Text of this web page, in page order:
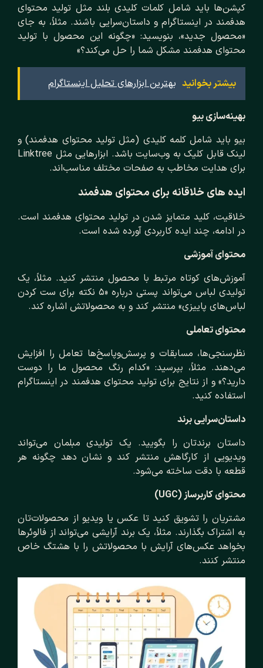
کپشن‌ها باید شامل کلمات کلیدی بلند مثل تولید محتوای
هدفمند در اینستاگرام و داستان‌سرایی باشند. مثلاً، به جای
«محصول جدید»، بنویسید: «چگونه این محصول با تولید
محتوای هدفمند مشکل شما را حل می‌کند؟»
بیشتر بخوانید بهترین ابزارهای تحلیل اینستاگرام
بهینه‌سازی بیو
بیو باید شامل کلمه کلیدی (مثل تولید محتوای هدفمند) و
لینک قابل کلیک به وب‌سایت باشد. ابزارهایی مثل Linktree
برای هدایت مخاطب به صفحات مختلف مناسب‌اند.
ایده‌ های خلاقانه برای محتوای هدفمند
خلاقیت، کلید متمایز شدن در تولید محتوای هدفمند است.
در ادامه، چند ایده کاربردی آورده شده است.
محتوای آموزشی
آموزش‌های کوتاه مرتبط با محصول منتشر کنید. مثلاً، یک
تولیدی لباس می‌تواند پستی درباره «۵ نکته برای ست کردن
لباس‌های پاییزی» منتشر کند و به محصولاتش اشاره کند.
محتوای تعاملی
نظرسنجی‌ها، مسابقات و پرسش‌وپاسخ‌ها تعامل را افزایش
می‌دهند. مثلاً، بپرسید: «کدام رنگ محصول ما را دوست
دارید؟» و از نتایج برای تولید محتوای هدفمند در اینستاگرام
استفاده کنید.
داستان‌سرایی برند
داستان برندتان را بگویید. یک تولیدی مبلمان می‌تواند
ویدیویی از کارگاهش منتشر کند و نشان دهد چگونه هر
قطعه با دقت ساخته می‌شود.
محتوای کاربرساز (UGC)
مشتریان را تشویق کنید تا عکس یا ویدیو از محصولات‌تان
به اشتراک بگذارند. مثلاً، یک برند آرایشی می‌تواند از فالوئرها
بخواهد عکس‌های آرایش با محصولاتش را با هشتگ خاص
منتشر کنند.